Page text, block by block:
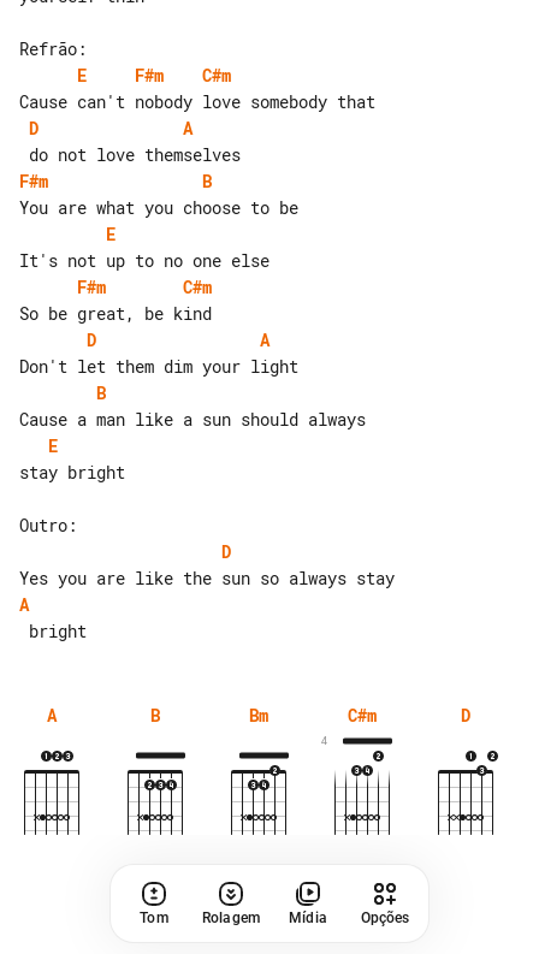
E
F#m
C#m
D
A
F#m
B
E
F#m
C#m
D
A
B
E
stay bright
D
A
A B Bm C#m
4
D
Tom Rolagem Mídia Opções